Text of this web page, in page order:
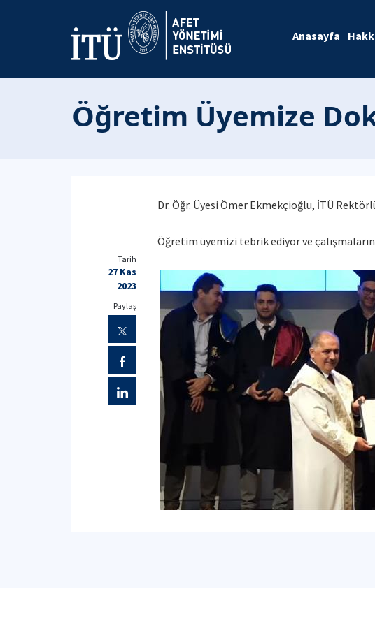
Anasayfa
Öğretim Üyemize
Dr. Öğr. Üyesi Ömer Ekmekçioğlu, İTÜ
Öğretim üyemizi tebrik ediyor ve
Tarih
27 Kas
2023
Paylaş